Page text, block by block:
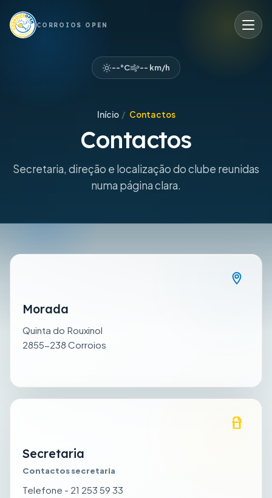
CORROIOS OPEN
--°C -- km/h
Início / Contactos
Contactos
Secretaria, direção e localização do clube reunidas
numa página clara.
Morada
Quinta do Rouxinol
2855-238 Corroios
Secretaria
Contactos secretaria
Telefone - 21 253 59 33